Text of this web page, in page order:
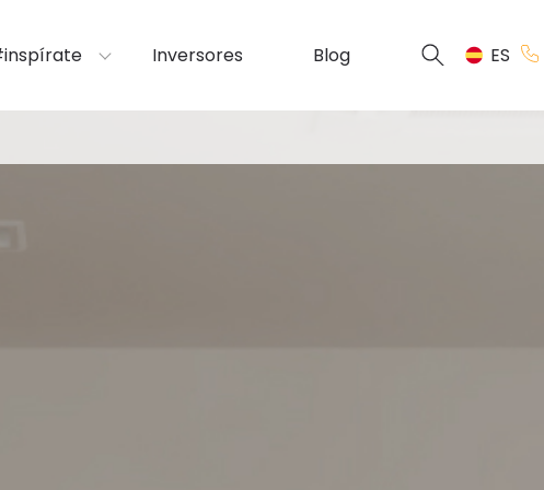
Inversores Blog ES